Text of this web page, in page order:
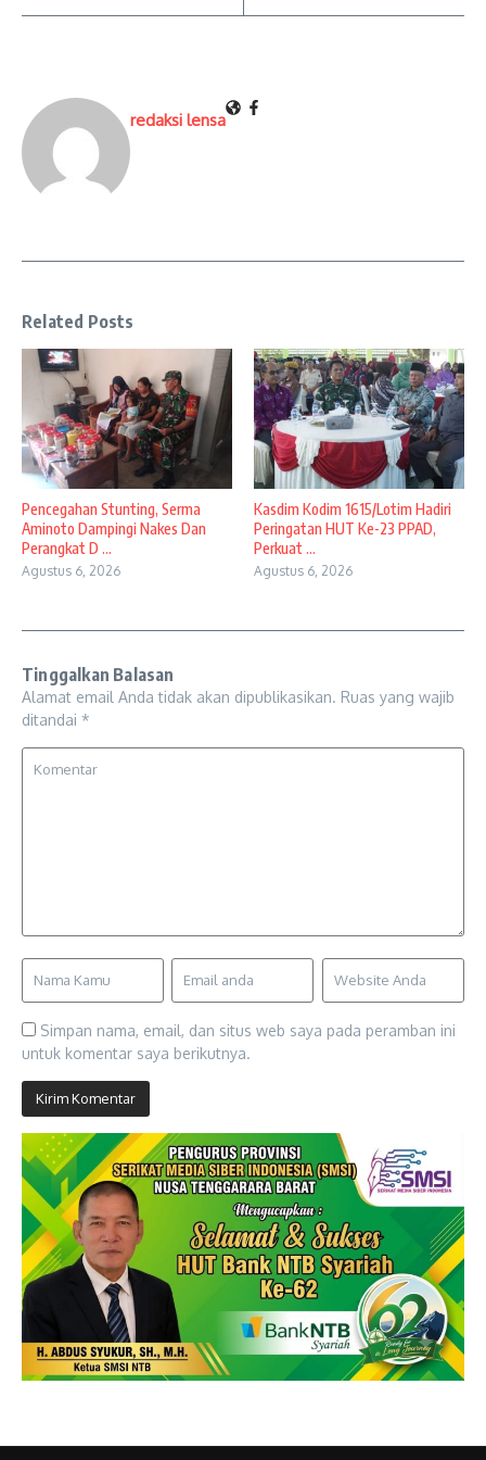
redaksi lensa
Related Posts
Pencegahan Stunting, Serma
Aminoto Dampingi Nakes Dan
Perangkat D ...
Agustus 6, 2026
Kasdim Kodim 1615/Lotim Hadiri
Peringatan HUT Ke-23 PPAD,
Perkuat ...
Agustus 6, 2026
Tinggalkan Balasan
Alamat email Anda tidak akan dipublikasikan. Ruas yang wajib
ditandai *
Simpan nama, email, dan situs web saya pada peramban ini
untuk komentar saya berikutnya.